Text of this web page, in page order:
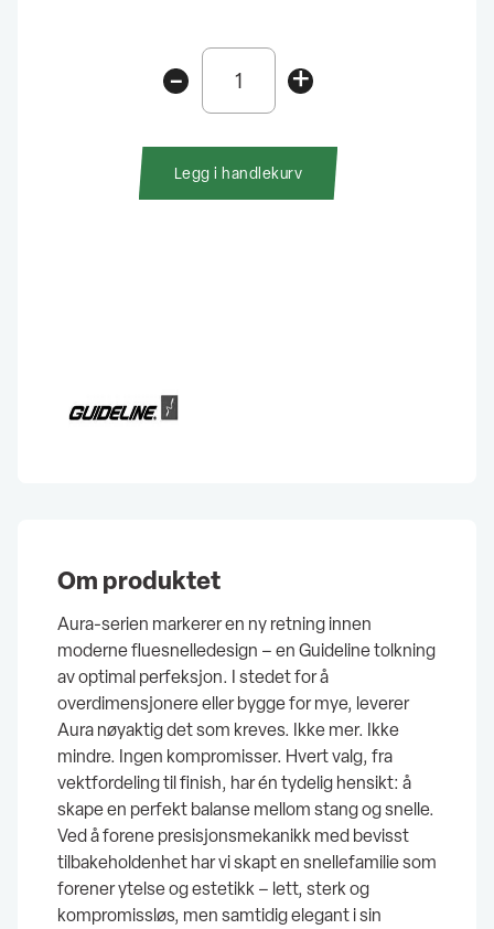
+
Guideline
Aura
Bronze
-
Legg i handlekurv
Om produktet
Aura-serien markerer en ny retning innen
moderne fluesnelledesign – en Guideline tolkning
av optimal perfeksjon. I stedet for å
overdimensjonere eller bygge for mye, leverer
Aura nøyaktig det som kreves. Ikke mer. Ikke
mindre. Ingen kompromisser. Hvert valg, fra
vektfordeling til finish, har én tydelig hensikt: å
skape en perfekt balanse mellom stang og snelle.
Ved å forene presisjonsmekanikk med bevisst
tilbakeholdenhet har vi skapt en snellefamilie som
forener ytelse og estetikk – lett, sterk og
kompromissløs, men samtidig elegant i sin